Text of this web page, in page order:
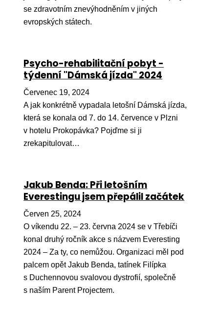
se zdravotním znevýhodněním v jiných
evropských státech.
Psycho-rehabilitační pobyt -
týdenní "Dámská jízda" 2024
Červenec 19, 2024
A jak konkrétně vypadala letošní Dámská jízda,
která se konala od 7. do 14. července v Plzni
v hotelu Prokopávka? Pojďme si ji
zrekapitulovat…
Jakub Benda: Při letošním
Everestingu jsem přepálil začátek
Červen 25, 2024
O víkendu 22. – 23. června 2024 se v Třebíči
konal druhý ročník akce s názvem Everesting
2024 – Za ty, co nemůžou. Organizaci měl pod
palcem opět Jakub Benda, tatínek Filípka
s Duchennovou svalovou dystrofií, společně
s naším Parent Projectem.